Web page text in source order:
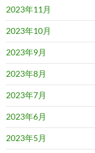
2023年11月
2023年10月
2023年9月
2023年8月
2023年7月
2023年6月
2023年5月